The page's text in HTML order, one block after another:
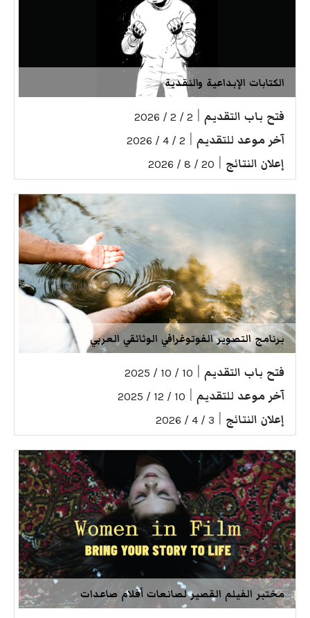
الكتابات الإبداعية والنقدية
فتح باب التقديم 2 / 2 / 2026
آخر موعد للتقديم 2 / 4 / 2026
إعلان النتائج 20 / 8 / 2026
برنامج التصوير الفوتوغرافي الوثائقي العربي
فتح باب التقديم 10 / 10 / 2025
آخر موعد للتقديم 10 / 12 / 2025
إعلان النتائج 3 / 4 / 2026
مختبر الفيلم القصير لصانعات أفلام صاعدات